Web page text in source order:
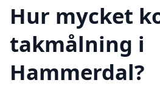
Hur mycket
takmålning i
Hammerdal?